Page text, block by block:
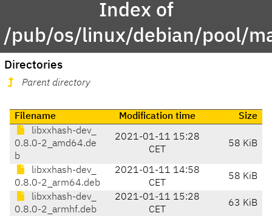
Index of
/pub/os/linux/debian/pool/
Directories
Parent directory
Filename Modification time
Size
libxxhash-dev_
0.8.0-2_amd64.de
b
2021-01-11 15:28
CET
58 KiB
libxxhash-dev_
0.8.0-2_arm64.deb
2021-01-11 14:58
CET
58 KiB
libxxhash-dev_
0.8.0-2_armhf.deb
2021-01-11 15:28
CET
63 KiB